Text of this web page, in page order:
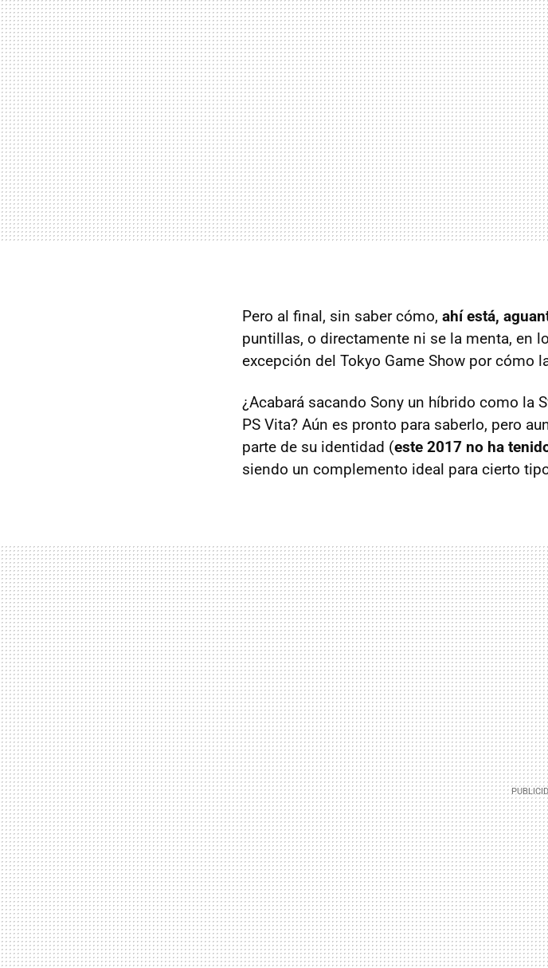
Pero al final, sin saber cómo, ahí está,
puntillas, o directamente ni se la menta, en
excepción del Tokyo Game Show por cómo
¿Acabará sacando Sony un híbrido como la
PS Vita? Aún es pronto para saberlo, pero
parte de su identidad (este 2017 no ha
siendo un complemento ideal para cierto